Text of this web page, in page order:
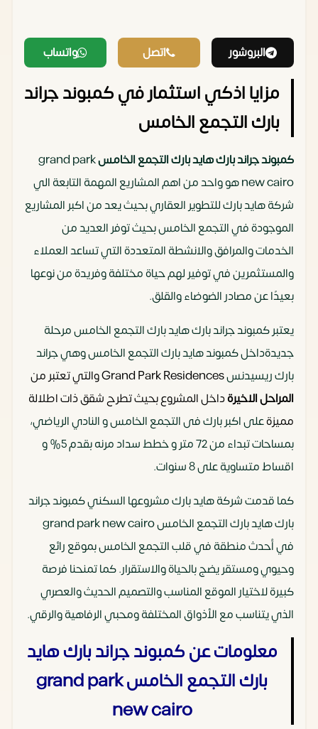
البروشور اتصل واتساب
مزايا اذكي استثمار في كمبوند جراند
بارك التجمع الخامس
كمبوند جراند بارك هايد بارك التجمع الخامسgrand park
new cairo هو واحد من اهم المشاريع المهمة التابعة الي
شركة هايد بارك للتطوير العقاري بحيث يعد من اكبر المشاريع
الموجودة في التجمع الخامس بحيث توفر العديد من
الخدمات والمرافق والانشطة المتعددة التي تساعد العملاء
والمستثمرين في توفير لهم حياة مختلفة وفريدة من نوعها
بعيدًا عن مصادر الضوضاء والقلق.
يعتبر كمبوند جراند بارك هايد بارك التجمع الخامس مرحلة
جديدةداخل كمبوند هايد بارك التجمع الخامس وهي جراند
بارك ريسيدنسGrand Park Residences والتي تعتبر من
المراحل الاخيرةداخل المشروع بحيث تطرح شقق ذات اطلالة
مميزةعلى اكبر بارك فى التجمع الخامس و النادي الرياضي،
بمساحات تبداء من 72 متر و خطط سداد مرنه بقدم 5%؜ و
اقساط متساوية على 8 سنوات.
كما قدمت شركة هايد بارك مشروعها السكني كمبوند جراند
بارك هايد بارك التجمع الخامس grand park new cairo
في أحدث منطقة في قلب التجمع الخامس بموقع رائع
وحيوي ومستقر يضج بالحياة والاستقرار. كما تمنحنا فرصة
كبيرة لاختيار الموقع المناسب والتصميم الحديث والعصري
الذي يتناسب مع الأذواق المختلفة ومحبي الرفاهية والرقي.
معلومات عن كمبوند جراند بارك هايد
بارك التجمع الخامس grand park
new cairo